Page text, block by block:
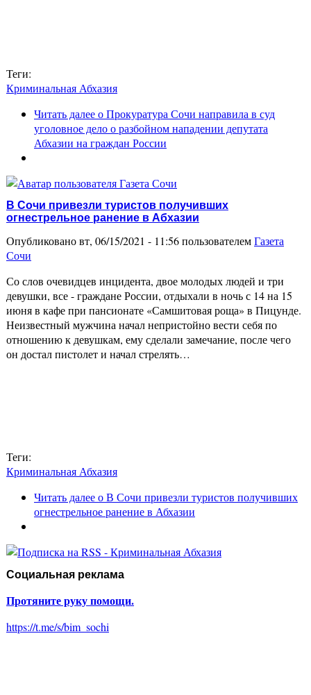
Теги:
Криминальная Абхазия
Читать далеео Прокуратура Сочи направила в суд
уголовное дело о разбойном нападении депутата
Абхазии на граждан России
В Сочи привезли туристов получивших
огнестрельное ранение в Абхазии
Опубликовано вт, 06/15/2021 - 11:56 пользователемГазета
Сочи
Со слов очевидцев инцидента, двое молодых людей и три
девушки, все - граждане России, отдыхали в ночь с 14 на 15
июня в кафе при пансионате «Самшитовая роща» в Пицунде.
Неизвестный мужчина начал непристойно вести себя по
отношению к девушкам, ему сделали замечание, после чего
он достал пистолет и начал стрелять…
Теги:
Криминальная Абхазия
Читать далеео В Сочи привезли туристов получивших
огнестрельное ранение в Абхазии
Социальная реклама
Протяните руку помощи.
https://t.me/s/bim_sochi